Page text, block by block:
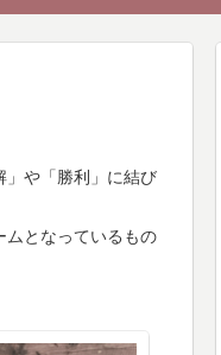
」や「勝利」に結び
ムとなっているもの